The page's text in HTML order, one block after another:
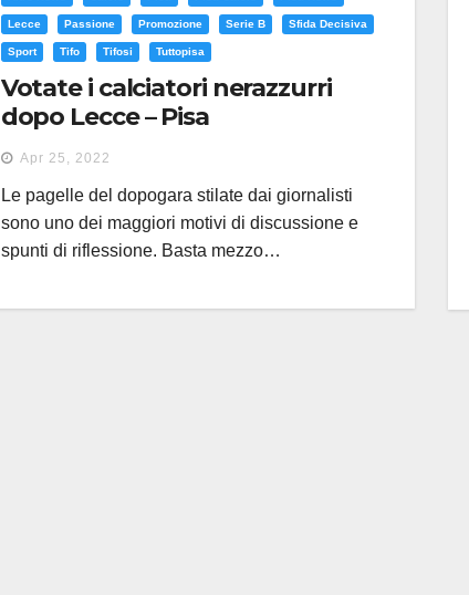
Lecce Passione Promozione Serie B Sfida Decisiva
Sport Tifo Tifosi Tuttopisa
Votate i calciatori nerazzurri
dopo Lecce – Pisa
Apr 25, 2022
Le pagelle del dopogara stilate dai giornalisti
sono uno dei maggiori motivi di discussione e
spunti di riflessione. Basta mezzo…